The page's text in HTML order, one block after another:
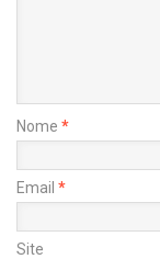
Nome *
Email *
Site